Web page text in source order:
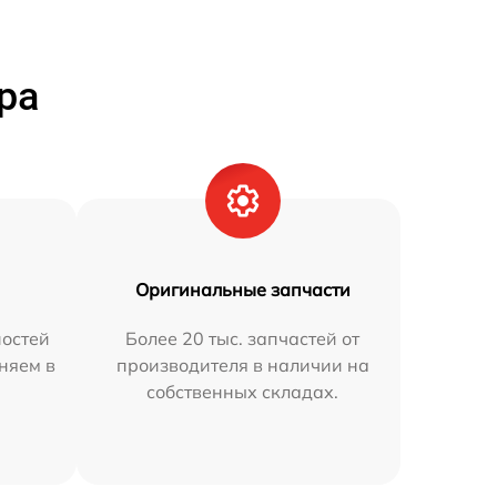
в
Оригинальные запчасти
Более 20 тыс. запчастей от
производителя в наличии на
собственных складах.